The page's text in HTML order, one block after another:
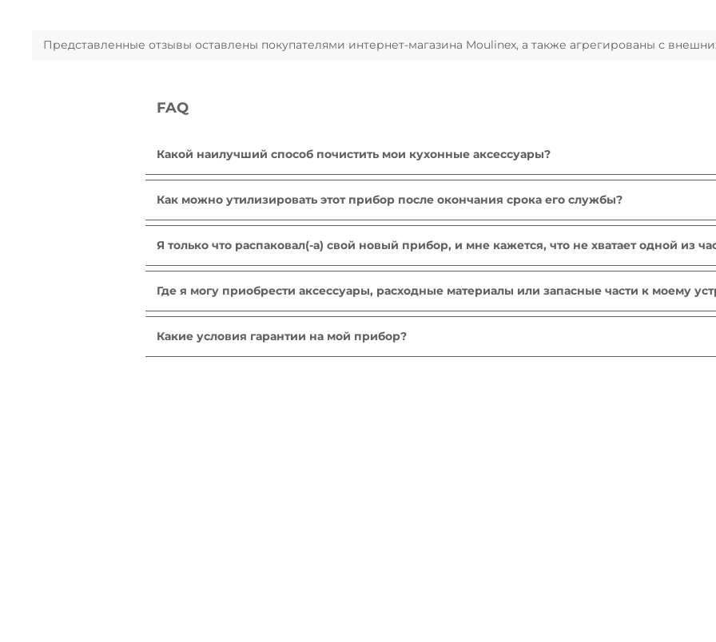
Представленные отзывы оставлены покупателями интернет-магазина Moulinex, а также агрегированы с
FAQ
Какой наилучший способ почистить мои кухонные аксессуары?
Аксессуары с антипригарным покрытием нельзя мыть с использованием абразивного
вода и средство для мытья посуды идеально подойдет для очистки. Для аксессуаров из
Как можно утилизировать этот прибор после окончания срока его службы?
В приборе содержатся ценные материалы, которые могут быть подвергнуты вторичной
городской пункт сбора отходов.
Я только что распаковал(-а) свой новый прибор, и мне кажется, что не хватает одной из
Если вам кажется, что каких-то частей не хватает, позвоните в службу поддержки, и мы
решение.
Где я могу приобрести аксессуары, расходные материалы или запасные части к моему
Пожалуйста, перейдите в раздел «Аксессуары» веб-сайта, чтобы легко найти то, что вам
Какие условия гарантии на мой прибор?